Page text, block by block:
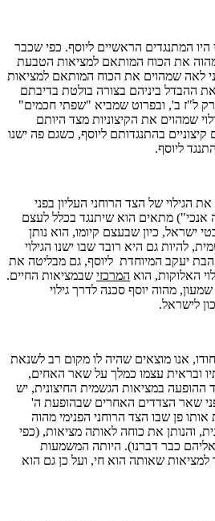
היו המתנגדים הראשיים ליוסף. כפי שכבר
את הכוח המותאם למציאות הטבעת
לאה שמהוים את הכוח המותאם למציאות
את ההבדל ביניהם בצורה בולטת בדיבתם
ל"ז ב', ובפרוט שמביא "שפתי חכמים"
שמהוים את הקיצוניות מצד היותם
קיצוניים בהתנגדותם ליוסף, כשגם פה ישנו
ליוסף.
הגילוי של הצד הרוחני העליון בפני
אנכי") מתאים הוא שיתנגד בכלל לעצם
ישראל, כיון שבעצם קיומו, הוא נותן
להיות גם היא רובד שבו ישנו הגילוי
יעקב המיוחדת ליוסף, גם מבליטה את
האלוקות, הוא המרכזי שבמציאות החיים.
מהוה יוסף סכנה לדרך גילוי
לישראל.
אנו מוצאים שהיה לו מקום רב לשנאת
ובראית עצמו כמלך על שאר האחים,
במציאות הגשמית החיצונית, יש
שאר הצדדים האחרים שבהופעת ה'
פן שבו הצד הרוחני הפנימי מהוה
והנותן את כוחה לאותה מציאות, (כפי
כבר דברנו). היותה המשמעות
למציאות שאותה הוא חי, ועל כן גם הוא